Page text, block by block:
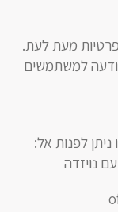
מעת לעת.
הודעה למשתמשים
ניתן לפנות אל: